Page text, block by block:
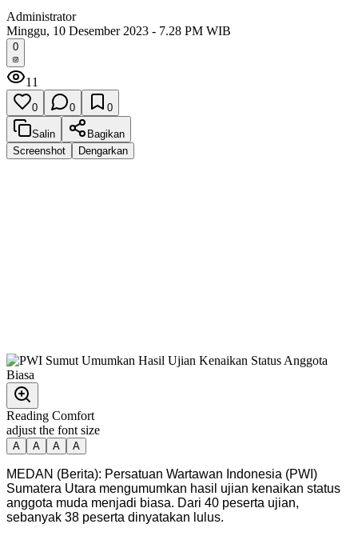
Administrator
Minggu, 10 Desember 2023 - 7.28 PM WIB
0
11
0 0 0
Salin
Bagikan
Screenshot
Dengarkan
Reading Comfort
adjust the font size
A A A A
MEDAN (Berita): Persatuan Wartawan Indonesia (PWI)
Sumatera Utara mengumumkan hasil ujian kenaikan status
anggota muda menjadi biasa. Dari 40 peserta ujian,
sebanyak 38 peserta dinyatakan lulus.